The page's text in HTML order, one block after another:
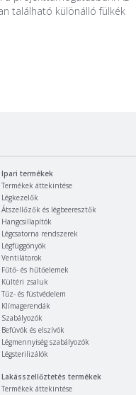
található különálló fülkék
Ipari termékek
Termékek áttekintése
Légkezelők
Átszellőzők és légbeeresztők
Hangcsillapítók
Légcsatorna rendszerek
Légfüggönyök
Ventilátorok
Fűtő- és hűtőelemek
Kültéri zsaluk
Tűz- és füstvédelem
Klímagerendák
Szabályozók
Befúvók és elszívók
Légmennyiség szabályozók
Légsterilizálók
Lakásszellőztetés termékek
Termékek áttekintése